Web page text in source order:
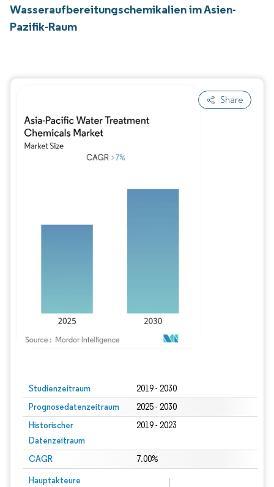
Wasseraufbereitungschemikalien im Asien-
Pazifik-Raum
Share
Studienzeitraum 2019 - 2030
Prognosedatenzeitraum 2025 - 2030
Historischer
Datenzeitraum
2019 - 2023
CAGR 7.00%
Hauptakteure